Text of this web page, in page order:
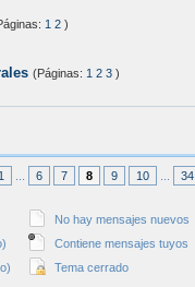
1 2 )
- Media 0 de 5
12345
(Páginas: 1 2 3 )
- Media 0 de 5
1 2345
1 6 7 8 9 10 34
No hay mensajes nuevos
Contiene mensajes tuyos
Tema cerrado